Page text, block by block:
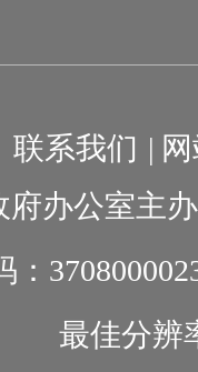
联系我们 |
办公室主
最佳分辨